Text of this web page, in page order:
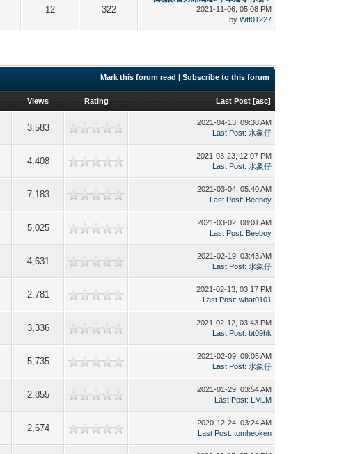
12 322
2021-11-06, 05:08 PM
byWtf01227
Mark this forum read |Subscribe to this forum
Views Rating Last Post [asc]
3,583
2021-04-13, 09:38 AM
Last Post:水象仔
4,408
2021-03-23, 12:07 PM
Last Post:水象仔
7,183
2021-03-04, 05:40 AM
Last Post: Beeboy
5,025
2021-03-02, 08:01 AM
Last Post: Beeboy
4,631
2021-02-19, 03:43 AM
Last Post:水象仔
2,781
2021-02-13, 03:17 PM
Last Post:what0101
3,336
2021-02-12, 03:43 PM
Last Post:bt09hk
5,735
2021-02-09, 09:05 AM
Last Post:水象仔
2,855
2021-01-29, 03:54 AM
Last Post: LMLM
2,674
2020-12-24, 03:24 AM
Last Post:tomheoken